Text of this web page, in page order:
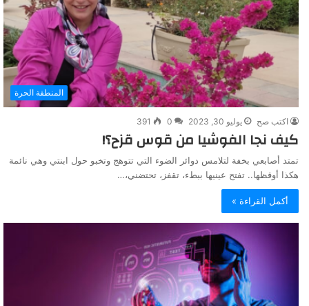
المنطقة الحرة
اكتب صح يوليو 30, 2023 0
391
كيف نجا الفوشيا من قوس قزح؟!
تمتد أصابعي بخفة لتلامس دوائر الضوء التي تتوهج وتخبو حول ابنتي وهي نائمة
هكذا أوقظها.. تفتح عينيها ببطء، تقفز، تحتضني،…
أكمل القراءة »